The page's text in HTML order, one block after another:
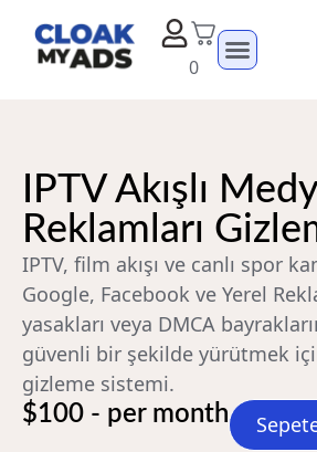
0
IPTV Akışlı
Reklamları
IPTV, film akışı ve canlı spor
Google, Facebook ve Yerel
yasakları veya DMCA
güvenli bir şekilde yürütmek
gizleme sistemi.
$100 - per month